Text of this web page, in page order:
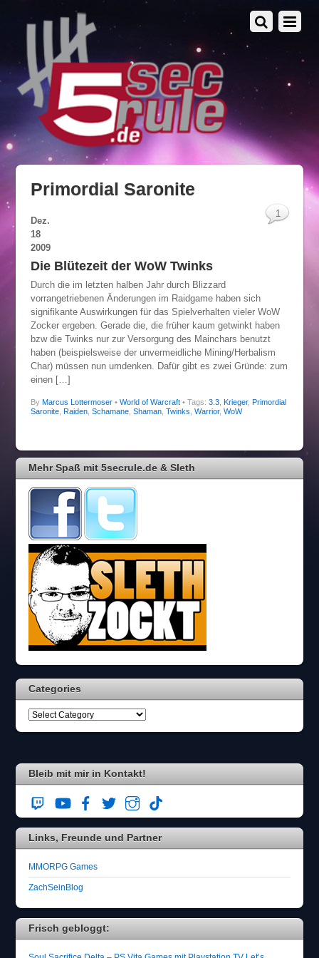
Primordial Saronite
Dez.
18
2009
Die Blütezeit der WoW Twinks
Durch die im letzten halben Jahr durch Blizzard
vorrangetriebenen Änderungen im Raidgame haben sich
signifikante Auswirkungen für das Spielverhalten vieler WoW
Zocker ergeben. Gerade die, die früher kaum getwinkt haben
bzw die Twinks nur zur Versorgung des Mainchars benutzt
haben (beispielsweise der unvermeidliche Mining/Herbalism
Char) müssen nun umdenken. Dafür gibt es zwei Gründe: zum
einen […]
By Marcus Lottermoser• World of Warcraft
1
• Tags: 3.3, Krieger, Primordial
Saronite, Raiden, Schamane, Shaman, Twinks Warrior, WoW
Mehr Spaß mit 5secrule.de & Sleth
Categories
Bleib mit mir in Kontakt!
Links, Freunde und Partner
MMORPG Games
ZachSeinBlog
Frisch gebloggt: